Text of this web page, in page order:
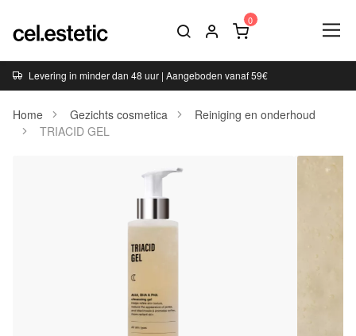
Levering in minder dan 48 uur | Aangeboden vanaf 59€
Home Gezichts cosmetica
Reiniging en onderhoud
TRIACID GEL